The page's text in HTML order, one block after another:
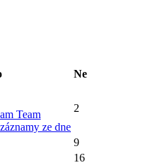
Ne
Team
ze dne
2
9
16